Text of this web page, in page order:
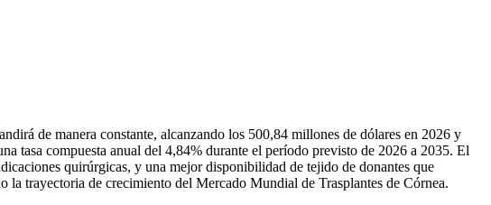
de manera constante, alcanzando los 500,84 millones de dólares en 2026 y
tasa compuesta anual del 4,84% durante el período previsto de 2026 a 2035. El
quirúrgicas, y una mejor disponibilidad de tejido de donantes que
la trayectoria de crecimiento del Mercado Mundial de Trasplantes de Córnea.